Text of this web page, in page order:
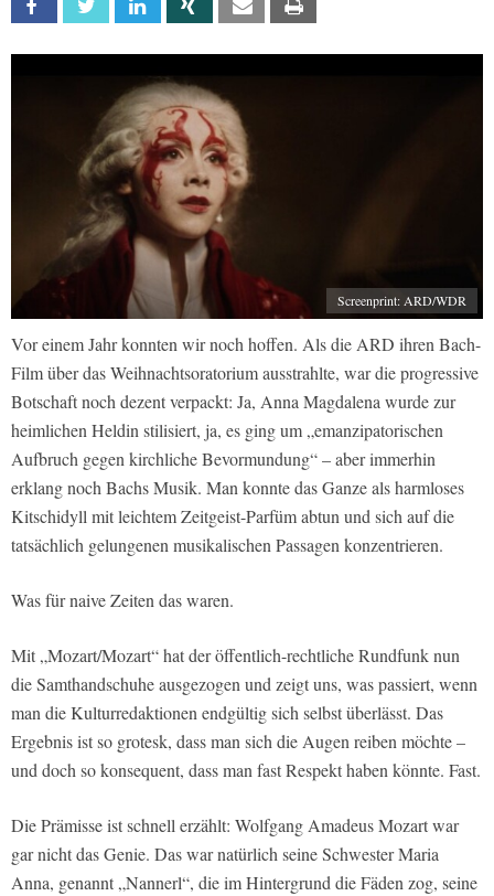
Facebook Twitter Linkedin Xing Email
Screenprint: ARD/WDR
Vor einem Jahr konnten wir noch hoffen. Als die ARD ihren Bach-
Film über das Weihnachtsoratorium ausstrahlte, war die progressive
Botschaft noch dezent verpackt: Ja, Anna Magdalena wurde zur
heimlichen Heldin stilisiert, ja, es ging um „emanzipatorischen
Aufbruch gegen kirchliche Bevormundung“ – aber immerhin
erklang noch Bachs Musik. Man konnte das Ganze als harmloses
Kitschidyll mit leichtem Zeitgeist-Parfüm abtun und sich auf die
tatsächlich gelungenen musikalischen Passagen konzentrieren.
Was für naive Zeiten das waren.
Mit „Mozart/Mozart“ hat der öffentlich-rechtliche Rundfunk nun
die Samthandschuhe ausgezogen und zeigt uns, was passiert, wenn
man die Kulturredaktionen endgültig sich selbst überlässt. Das
Ergebnis ist so grotesk, dass man sich die Augen reiben möchte –
und doch so konsequent, dass man fast Respekt haben könnte. Fast.
Die Prämisse ist schnell erzählt: Wolfgang Amadeus Mozart war
gar nicht das Genie. Das war natürlich seine Schwester Maria
Anna, genannt „Nannerl“, die im Hintergrund die Fäden zog, seine